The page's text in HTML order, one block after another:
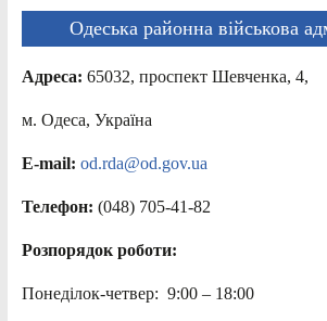
Одеська районна військова
Адреса: 65032, проспект Шевченка, 4,
м. Одеса, Україна
E-mail: od.rda@od.gov.ua
Телефон: (048) 705-41-82
Розпорядок роботи:
Понеділок-четвер: 9:00 – 18:00